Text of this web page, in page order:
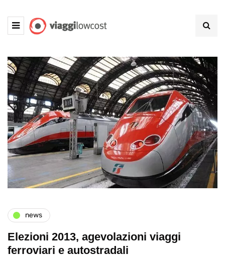
news
Elezioni 2013, agevolazioni viaggi
ferroviari e autostradali